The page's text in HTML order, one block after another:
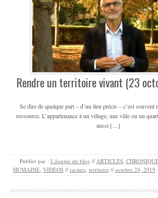
Rendre un territoire vivant (23
Se dire de quelque part – d’un lieu précis – c’est souvent
ressource. L’appartenance à un village, une ville ou un
aussi […]
Publier par : L'équipe du blog // ARTICLES,
HUMAINE, VIDEOS // racines, territoire // octobre 24, 2019